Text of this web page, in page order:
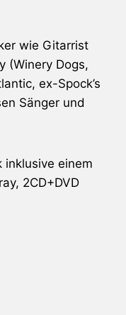
wie Gitarrist
(Winery Dogs,
ex-Spock’s
Sänger und
inklusive einem
2CD+DVD